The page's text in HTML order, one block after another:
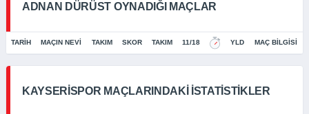
ADNAN DÜRÜST OYNADIĞI MAÇLAR
TARIH MAÇIN NEVI TAKIM SKOR TAKIM 11/18 YLD MAÇ BILGISI
KAYSERISPOR MAÇLARINDAKI İSTATISTIKLER